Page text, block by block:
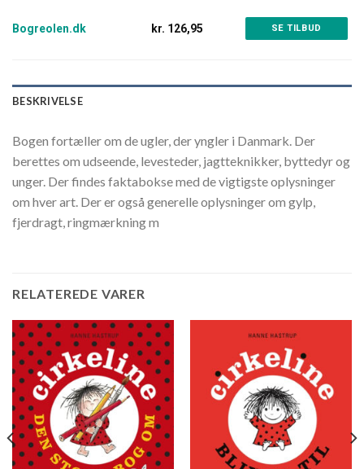
Bogreolen.dk kr. 126,95 SE TILBUD
BESKRIVELSE
Bogen fortæller om de ugler, der yngler i Danmark. Der
berettes om udseende, levesteder, jagtteknikker, byttedyr og
unger. Der findes faktabokse med de vigtigste oplysninger
om hver art. Der er også generelle oplysninger om gylp,
fjerdragt, ringmærkning m
RELATEREDE VARER